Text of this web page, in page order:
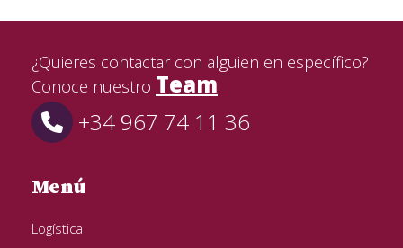
¿Quieres contactar con alguien en específico?
Conoce nuestro Team
+34 967 74 11 36
Menú
Logística